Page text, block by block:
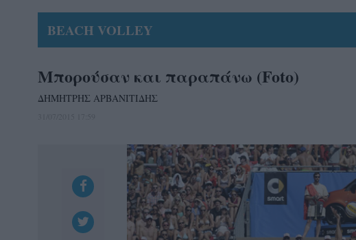
BEACH VOLLEY
Μπορούσαν και παραπάνω (Foto)
ΔΗΜΗΤΡΗΣ ΑΡΒΑΝΙΤΙΔΗΣ